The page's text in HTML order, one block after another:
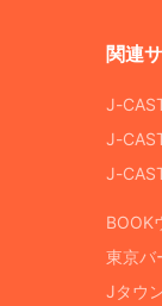
関連
J-
J-
J-
BOOK
東京バ
Jタウ